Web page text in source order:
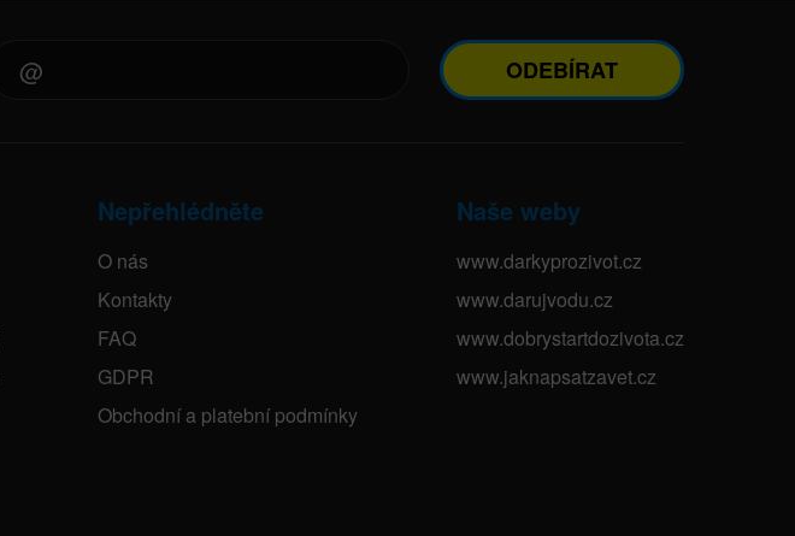
ODEBÍRAT
Nepřehlédněte
O nás
Kontakty
FAQ
GDPR
Obchodní a platební podmínky
Naše weby
www.darkyprozivot.cz
www.darujvodu.cz
www.dobrystartdozivota.cz
www.jaknapsatzavet.cz